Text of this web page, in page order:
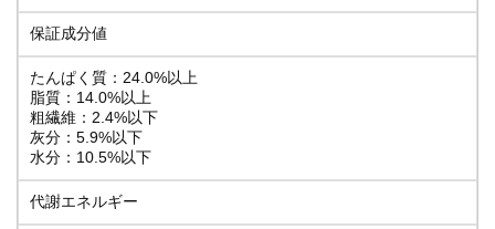
保証成分値
たんぱく質：24.0%以上
脂質：14.0%以上
粗繊維：2.4%以下
灰分：5.9%以下
水分：10.5%以下
代謝エネルギー